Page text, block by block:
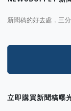
新聞稿的好去處，三
立即購買新聞稿曝